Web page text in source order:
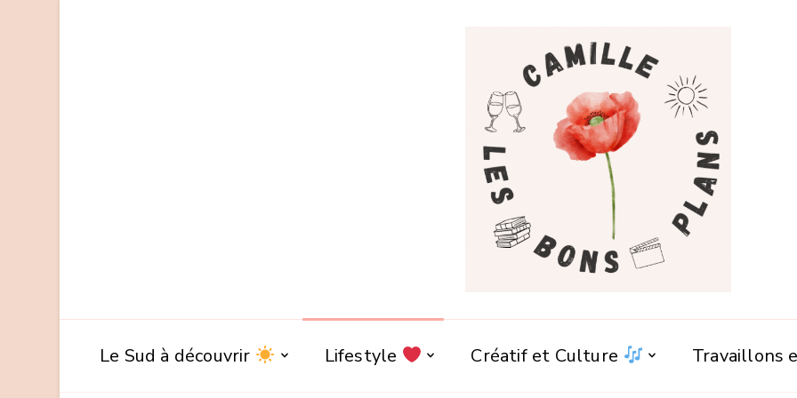
Le Sud à découvrir Lifestyle Créatif et Culture Travaillons